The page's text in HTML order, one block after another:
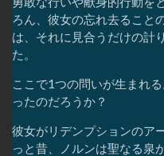
ろん、彼女の忘れ去ること
は、それに見合うだけの計
た。
ここで1つの問いが生まれ
ったのだろうか？
彼女がリデンプションのア
っと昔、ノルンは聖なる泉